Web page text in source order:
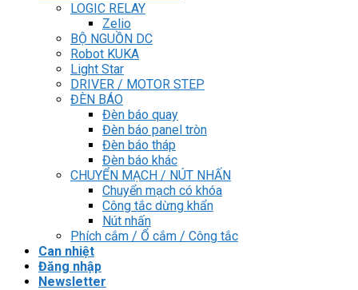
LOGIC RELAY
Zelio
BỘ NGUỒN DC
Robot KUKA
Light Star
DRIVER / MOTOR STEP
ĐÈN BÁO
Đèn báo quay
Đèn báo panel tròn
Đèn báo tháp
Đèn báo khác
CHUYỂN MẠCH / NÚT NHẤN
Chuyển mạch có khóa
Công tắc dừng khẩn
Nút nhấn
Phích cắm / Ổ cắm / Công tắc
Can nhiệt
Đăng nhập
Newsletter